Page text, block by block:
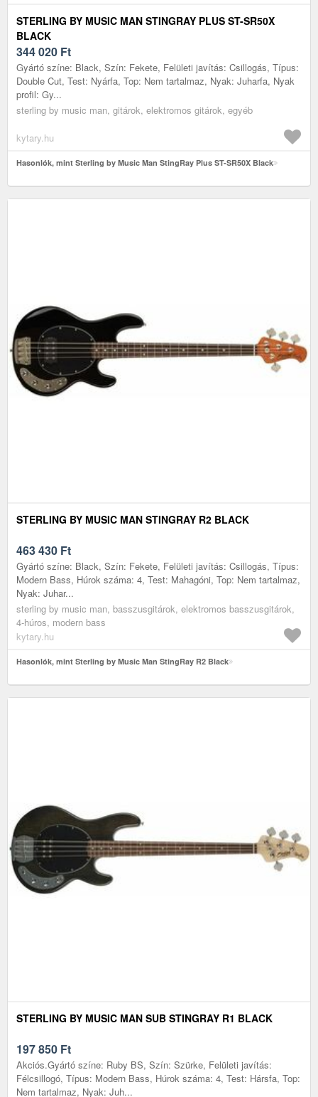
STERLING BY MUSIC MAN STINGRAY PLUS ST-SR50X
BLACK
344 020 Ft
Gyártó színe: Black, Szín: Fekete, Felületi javítás: Csillogás, Típus:
Double Cut, Test: Nyárfa, Top: Nem tartalmaz, Nyak: Juharfa, Nyak
profil: Gy...
sterling by music man, gitárok, elektromos gitárok, egyéb
kytary.hu
Hasonlók, mint Sterling by Music Man StingRay Plus ST-SR50X Black
STERLING BY MUSIC MAN STINGRAY R2 BLACK
463 430 Ft
Gyártó színe: Black, Szín: Fekete, Felületi javítás: Csillogás, Típus:
Modern Bass, Húrok száma: 4, Test: Mahagóni, Top: Nem tartalmaz,
Nyak: Juhar...
sterling by music man, basszusgitárok, elektromos basszusgitárok,
4-húros, modern bass
kytary.hu
Hasonlók, mint Sterling by Music Man StingRay R2 Black
STERLING BY MUSIC MAN SUB STINGRAY R1 BLACK
197 850 Ft
Akciós.Gyártó színe: Ruby BS, Szín: Szürke, Felületi javítás:
Félcsillogó, Típus: Modern Bass, Húrok száma: 4, Test: Hársfa, Top:
Nem tartalmaz, Nyak: Juh...